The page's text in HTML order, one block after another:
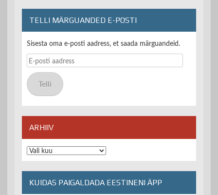
TELLI MÄRGUANDED E-POSTI
Sisesta oma e-posti aadress, et saada märguandeid.
E-
posti
aadress
Telli
ARHIIV
Arhiiv
KUIDAS PAIGALDADA EESTINENI ÄPP